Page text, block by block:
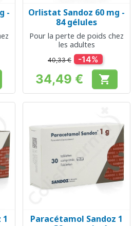
-
Orlistat Sandoz 60 mg -
84 gélules
Pour la perte de poids chez
les adultes
40,33 € -14%
Prix
34,49 € 
Paracétamol Sandoz 1